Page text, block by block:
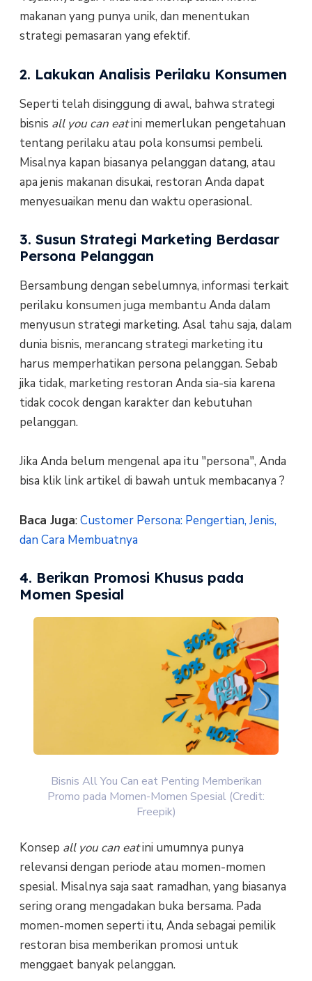
makanan yang punya unik, dan menentukan
strategi pemasaran yang efektif.
2. Lakukan Analisis Perilaku Konsumen
Seperti telah disinggung di awal, bahwa strategi
bisnis all you can eatini memerlukan pengetahuan
tentang perilaku atau pola konsumsi pembeli.
Misalnya kapan biasanya pelanggan datang, atau
apa jenis makanan disukai, restoran Anda dapat
menyesuaikan menu dan waktu operasional.
3. Susun Strategi Marketing Berdasar
Persona Pelanggan
Bersambung dengan sebelumnya, informasi terkait
perilaku konsumen juga membantu Anda dalam
menyusun strategi marketing. Asal tahu saja, dalam
dunia bisnis, merancang strategi marketing itu
harus memperhatikan persona pelanggan. Sebab
jika tidak, marketing restoran Anda sia-sia karena
tidak cocok dengan karakter dan kebutuhan
pelanggan.
Jika Anda belum mengenal apa itu "persona", Anda
bisa klik link artikel di bawah untuk membacanya ?
Baca Juga: Customer Persona: Pengertian, Jenis,
dan Cara Membuatnya
4. Berikan Promosi Khusus pada
Momen Spesial
Bisnis All You Can eat Penting Memberikan
Promo pada Momen-Momen Spesial (Credit:
Freepik)
Konsep all you can eatini umumnya punya
relevansi dengan periode atau momen-momen
spesial. Misalnya saja saat ramadhan, yang biasanya
sering orang mengadakan buka bersama. Pada
momen-momen seperti itu, Anda sebagai pemilik
restoran bisa memberikan promosi untuk
menggaet banyak pelanggan.